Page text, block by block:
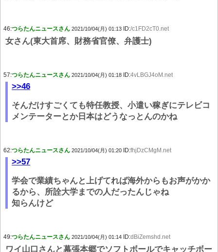
46:つらたんニュースさん 2021/10/04(月) 01:13 ID:/c1FD2cT0.net
女さん(東大首席、財務省官僚、弁護士)
57:つらたんニュースさん 2021/10/04(月) 01:18 ID:4vLBGJ4oM.net
>>46
そんだけすごくても特任教授、小遣い稼ぎにテレビコ
メンテーターとか日本はどうなっとんのかね
62:つらたんニュースさん 2021/10/04(月) 01:20 ID:fhjDzCMgM.net
>>57
学会で業績ちゃんと上げてれば海外からもお声がかか
るから、所詮大学までの人だったんじゃね
知らんけど
49:つらたんニュースさん 2021/10/04(月) 01:14 ID:dBiZemshd.net
ワイ山口さんと幕張本郷でソフトボールでキャッチボー